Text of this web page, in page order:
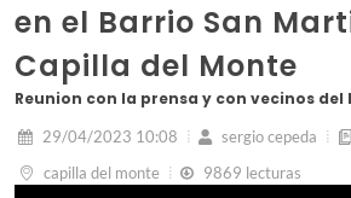
en el Barrio San
Capilla del Monte
Reunion con la prensa y con vecinos del
29/04/2023 10:08 sergio cepeda
capilla del monte
9869 lecturas